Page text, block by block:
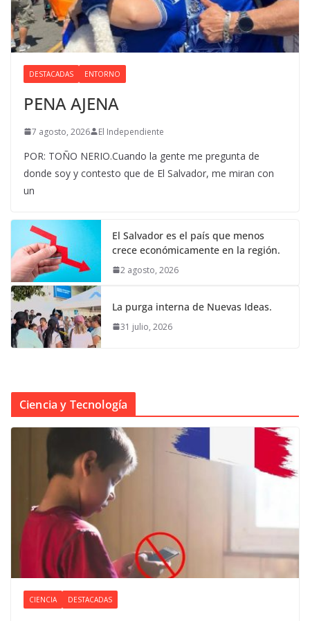
DESTACADAS ENTORNO
PENA AJENA
7 agosto, 2026 El Independiente
POR: TOÑO NERIO.Cuando la gente me pregunta de
donde soy y contesto que de El Salvador, me miran con
un
El Salvador es el país que menos
crece económicamente en la región.
2 agosto, 2026
La purga interna de Nuevas Ideas.
31 julio, 2026
Ciencia y Tecnología
CIENCIA DESTACADAS